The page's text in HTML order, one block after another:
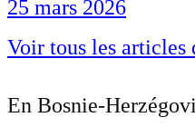
25 mars 2026
Voir tous les articles
En Bosnie-